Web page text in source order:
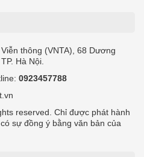
thông (VNTA), 68 Dương
Hà Nội.
0923457788
reserved. Chỉ được phát hành
sự đồng ý bằng văn bản của